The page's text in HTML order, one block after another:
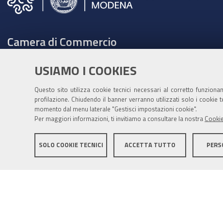
USIAMO I COOKIES
Questo sito utilizza cookie tecnici necessari al corretto
profilazione. Chiudendo il banner verranno utilizzati solo i cookie
momento dal menu laterale "Gestisci impostazioni cookie".
Per maggiori informazioni, ti invitiamo a consultare la nostra
SOLO COOKIE TECNICI ACCETTA TUTTO
Camera di Commercio
Tel. 059208111 -URP
Contabilità speciale Banca d'Italia:
IT75Q 01000 04306 TU00 0001 3855
Fatt. elettronica - Cod. univoco: XECKYI
cameradicommercio@mo.legalmail.camcom.it